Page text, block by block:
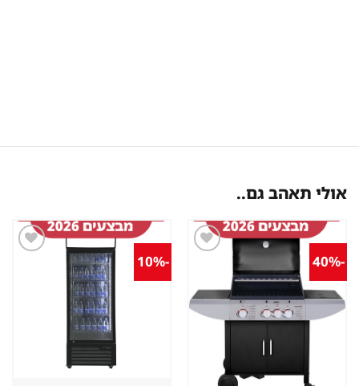
אולי תאהב גם..
במועדפים